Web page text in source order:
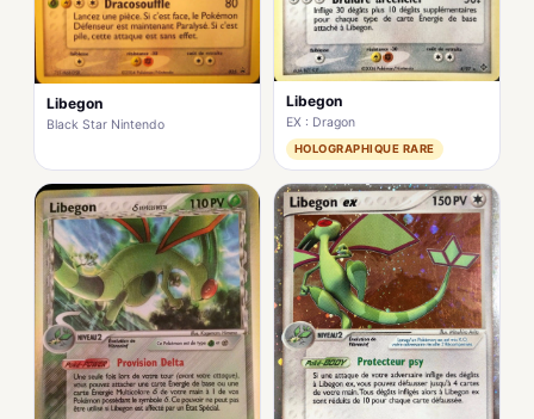
Libegon
Black Star Nintendo
Libegon
EX : Dragon
HOLOGRAPHIQUE RARE